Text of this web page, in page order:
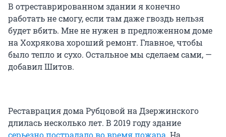
В отреставрированном здании я конечно
работать не смогу, если там даже гвоздь нельзя
будет вбить. Мне не нужен в предложенном доме
на Хохрякова хороший ремонт. Главное, чтобы
было тепло и сухо. Остальное мы сделаем сами, —
добавил Шитов.
Реставрация дома Рубцовой на Дзержинского
длилась несколько лет. В 2019 году здание
серьезно пострадало во время пожара. На